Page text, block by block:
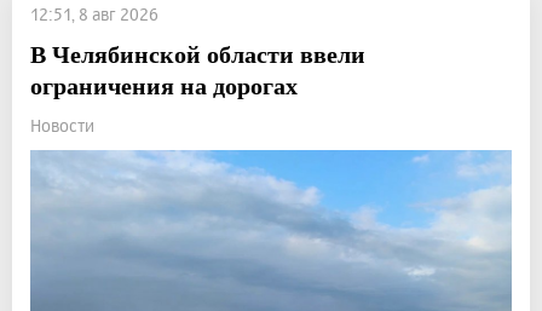
12:51, 8 авг 2026
В Челябинской области ввели
ограничения на дорогах
Новости